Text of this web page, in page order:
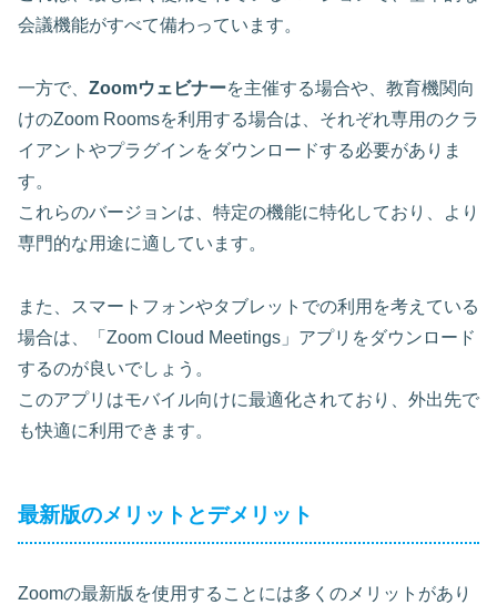
会議機能がすべて備わっています。
一方で、 Zoomウェビナーを主催する場合や、 教育機関向
けのZoom Roomsを利用する場合は、それぞれ専用のクラ
イアントやプラグインをダウンロードする必要がありま
す。
これらのバージョンは、特定の機能に特化しており、より
専門的な用途に適しています。
また、スマートフォンやタブレットでの利用を考えている
場合は、「Zoom Cloud Meetings」アプリをダウンロード
するのが良いでしょう。
このアプリはモバイル向けに最適化されており、外出先で
も快適に利用できます。
最新版のメリットとデメリット
Zoomの最新版を使用することには多くのメリットがあり